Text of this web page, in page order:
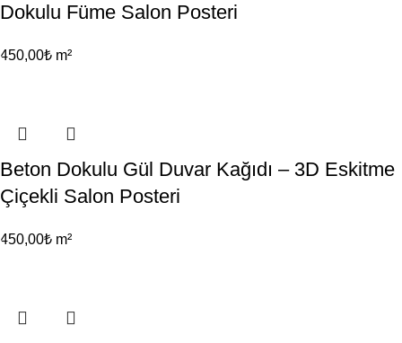
Dokulu Füme Salon Posteri
450,00₺ m²
Beton Dokulu Gül Duvar Kağıdı – 3D Eskitme
Çiçekli Salon Posteri
450,00₺ m²